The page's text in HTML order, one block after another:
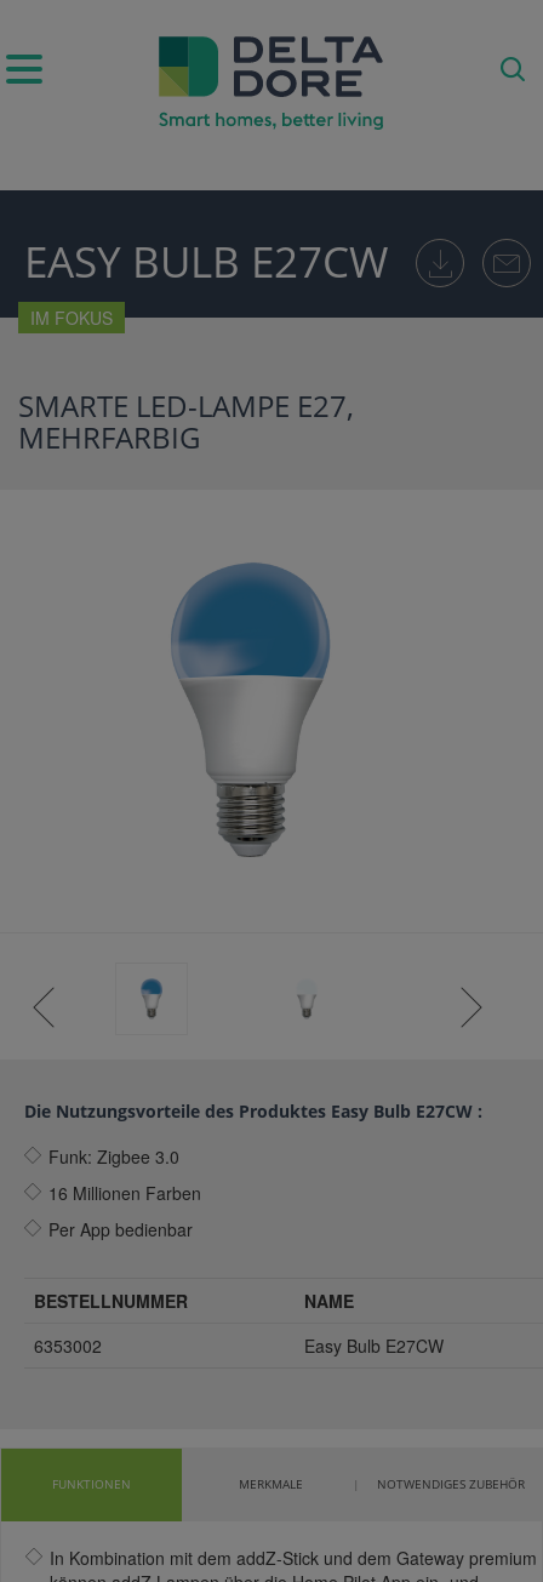
EASY BULB E27CW
IM FOKUS
SMARTE LED-LAMPE E27,
MEHRFARBIG
Die Nutzungsvorteile des Produktes Easy Bulb E27CW :
Funk: Zigbee 3.0
16 Millionen Farben
Per App bedienbar
BESTELLNUMMER
NAME
6353002
Easy Bulb E27CW
FUNKTIONEN MERKMALE NOTWENDIGES ZUBEHÖR
In Kombination mit dem addZ-Stick und dem Gateway premium